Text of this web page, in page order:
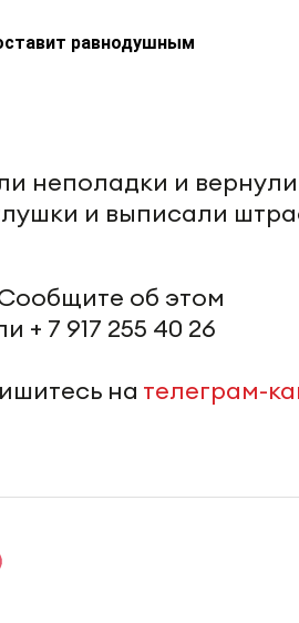
равнодушным
неполадки и вернули
и выписали
об этом
+ 7 917 255 40 26
на телеграм-